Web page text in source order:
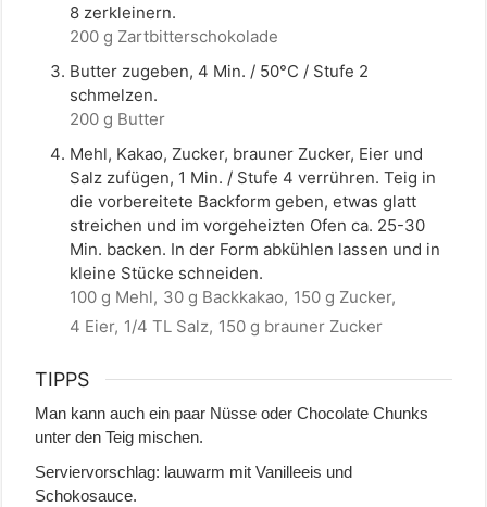
8 zerkleinern.
200 g Zartbitterschokolade
Butter zugeben, 4 Min. / 50°C / Stufe 2
schmelzen.
200 g Butter
Mehl, Kakao, Zucker, brauner Zucker, Eier und
Salz zufügen, 1 Min. / Stufe 4 verrühren. Teig in
die vorbereitete Backform geben, etwas glatt
streichen und im vorgeheizten Ofen ca. 25-30
Min. backen. In der Form abkühlen lassen und in
kleine Stücke schneiden.
100 g Mehl, 30 g Backkakao, 150 g Zucker,
4 Eier, 1/4 TL Salz, 150 g brauner Zucker
TIPPS
Man kann auch ein paar Nüsse oder Chocolate Chunks
unter den Teig mischen.
Serviervorschlag: lauwarm mit Vanilleeis und
Schokosauce.